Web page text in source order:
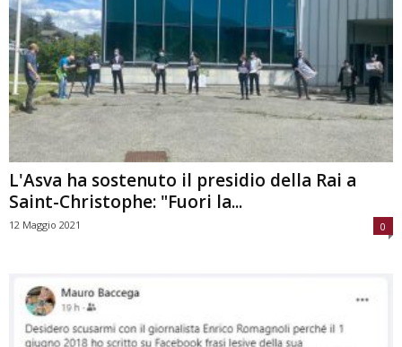
L'Asva ha sostenuto il presidio della Rai a
Saint-Christophe: "Fuori la...
12 Maggio 2021 0